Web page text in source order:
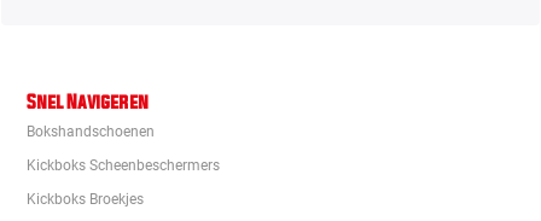
Snel Navigeren
Bokshandschoenen
Kickboks Scheenbeschermers
Kickboks Broekjes